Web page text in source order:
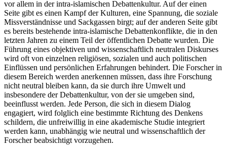
vor allem in der intra-islamischen Debattenkultur. Auf der einen
Seite gibt es einen Kampf der Kulturen, eine Spannung, die soziale
Missverständnisse und Sackgassen birgt; auf der anderen Seite gibt
es bereits bestehende intra-islamische Debattenkonflikte, die in den
letzten Jahren zu einem Teil der öffentlichen Debatte wurden. Die
Führung eines objektiven und wissenschaftlich neutralen Diskurses
wird oft von einzelnen religiösen, sozialen und auch politischen
Einflüssen und persönlichen Erfahrungen behindert. Die Forscher in
diesem Bereich werden anerkennen müssen, dass ihre Forschung
nicht neutral bleiben kann, da sie durch ihre Umwelt und
insbesondere der Debattenkultur, von der sie umgeben sind,
beeinflusst werden. Jede Person, die sich in diesem Dialog
engagiert, wird folglich eine bestimmte Richtung des Denkens
schildern, die unfreiwillig in eine akademische Studie integriert
werden kann, unabhängig wie neutral und wissenschaftlich der
Forscher beabsichtigt vorzugehen.